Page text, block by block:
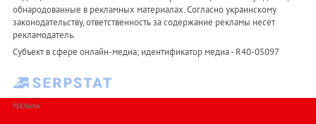
обнародованные в рекламных материалах. Согласно украинскому
законодательству, ответственность за содержание рекламы несет
рекламодатель.
Субъект в сфере онлайн-медиа; идентификатор медиа - R40-05097
РЕКЛАМА